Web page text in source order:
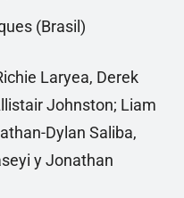
(Brasil)
Laryea, Derek
Johnston; Liam
Dylan Saliba,
y Jonathan